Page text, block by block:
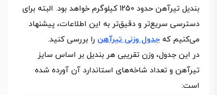
بندیل تیرآهن حدود 1250 کیلوگرم خواهد بود. البته برای
دسترسی سریع‌تر و دقیق‌تر به این اطلاعات، پیشنهاد
می‌کنیم که جدول وزنی تیرآهن را بررسی کنید.
در این جدول، وزن تقریبی هر بندیل بر اساس سایز
تیرآهن و تعداد شاخه‌های استاندارد آن آورده شده
است: